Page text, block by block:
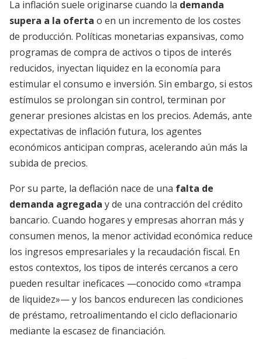
La inflación suele originarse cuando la demanda
supera a la oferta o en un incremento de los costes
de producción. Políticas monetarias expansivas, como
programas de compra de activos o tipos de interés
reducidos, inyectan liquidez en la economía para
estimular el consumo e inversión. Sin embargo, si estos
estímulos se prolongan sin control, terminan por
generar presiones alcistas en los precios. Además, ante
expectativas de inflación futura, los agentes
económicos anticipan compras, acelerando aún más la
subida de precios.
Por su parte, la deflación nace de una falta de
demanda agregada y de una contracción del crédito
bancario. Cuando hogares y empresas ahorran más y
consumen menos, la menor actividad económica reduce
los ingresos empresariales y la recaudación fiscal. En
estos contextos, los tipos de interés cercanos a cero
pueden resultar ineficaces —conocido como «trampa
de liquidez»— y los bancos endurecen las condiciones
de préstamo, retroalimentando el ciclo deflacionario
mediante la escasez de financiación.